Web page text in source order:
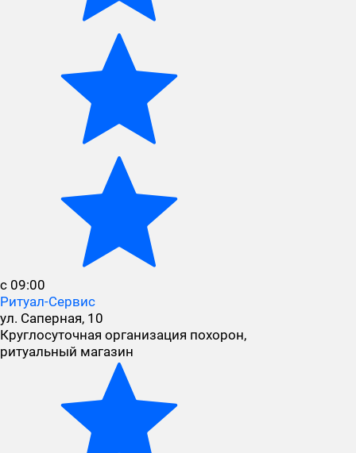
с 09:00
Ритуал-Сервис
ул. Саперная, 10
Круглосуточная организация похорон,
ритуальный магазин